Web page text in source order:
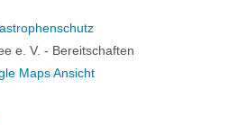
e. V. - Bereitschaften
Maps Ansicht